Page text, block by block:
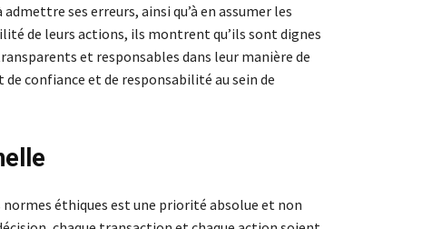
ses erreurs, ainsi qu’à en assumer les
de leurs actions, ils montrent qu’ils sont dignes
et responsables dans leur manière de
confiance et de responsabilité au sein de
éthiques est une priorité absolue et non